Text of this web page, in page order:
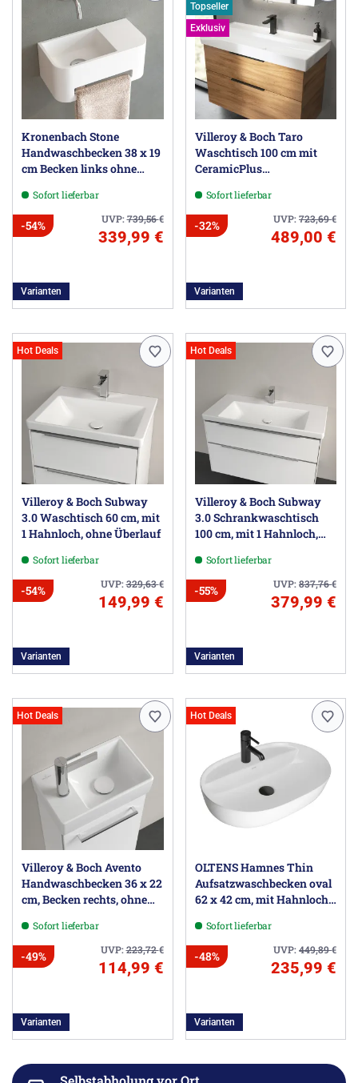
Kronenbach Stone
Handwaschbecken 38 x 19
cm Becken links ohne
Handtuchhalterung
Sofort lieferbar
UVP:739,56€
-54%
339,99 €
Varianten
Topseller
Exklusiv
Villeroy & Boch Taro
Waschtisch 100 cm mit
CeramicPlus
ohne Überlauf
Sofort lieferbar
UVP:723,69€
-32%
489,00 €
Varianten
Hot Deals
Villeroy & Boch Subway
3.0 Waschtisch 60 cm, mit
1 Hahnloch, ohne Überlauf
Sofort lieferbar
UVP:329,63€
-54%
149,99 €
Varianten
Hot Deals
Villeroy & Boch Subway
3.0 Schrankwaschtisch
100 cm, mit 1 Hahnloch,
Sofort lieferbar
UVP:837,76€
-55%
379,99 €
Varianten
Hot Deals
Villeroy & Boch Avento
Handwaschbecken 36 x 22
cm, Becken rechts, ohne
Sofort lieferbar
UVP:223,72€
-49%
114,99 €
Varianten
Hot Deals
OLTENS Hamnes Thin
Aufsatzwaschbecken oval
62 x 42 cm, mit Hahnloch,
Sofort lieferbar
UVP:449,89€
-48%
235,99 €
Varianten